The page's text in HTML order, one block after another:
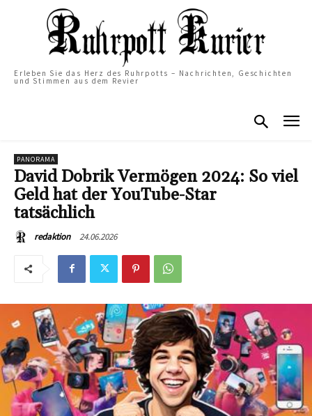
Erleben Sie das Herz des Ruhrpotts – Nachrichten, Geschichten
und Stimmen aus dem Revier
PANORAMA
David Dobrik Vermögen 2024: So viel
Geld hat der YouTube-Star
tatsächlich
redaktion 24.06.2026